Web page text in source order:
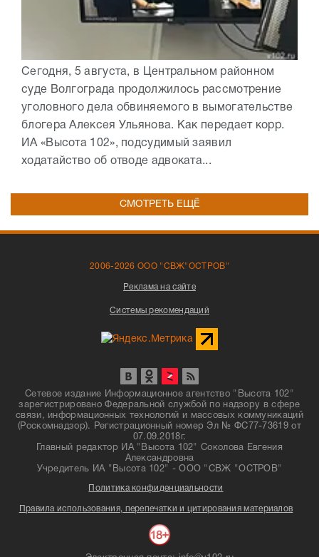
Сегодня, 5 августа, в Центральном районном
суде Волгограда продолжилось рассмотрение
уголовного дела обвиняемого в вымогательстве
блогера Алексея Ульянова. Как передает корр.
ИА «Высота 102», подсудимый заявил
ходатайство об отводе адвоката...
СМОТРЕТЬ ЕЩЁ
2006-2026 ООО "СВЖ"ОСТРОВ"
Реклама на сайте
Системы рекомендаций
Сетевое издание Информационное агентство "Высота 102"
зарегистрировано Федеральной службой по надзору в сфере
связи, информационных технологий и массовых коммуникаций
(Роскомнадзор). Регистрационный номер Эл № ФС77-73619 от
07.09.2018г.
Главный редактор ИА "Высота 102" Соколова Евгения
Александровна
Учредитель ИА "Высота 102" - ООО "СВЖ "ОСТРОВ"
Политика конфиденциальности
Правила использования, перепечатки и цитирования материалов